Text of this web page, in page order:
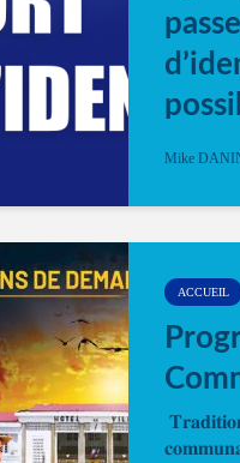
Mike
ACCUEIL